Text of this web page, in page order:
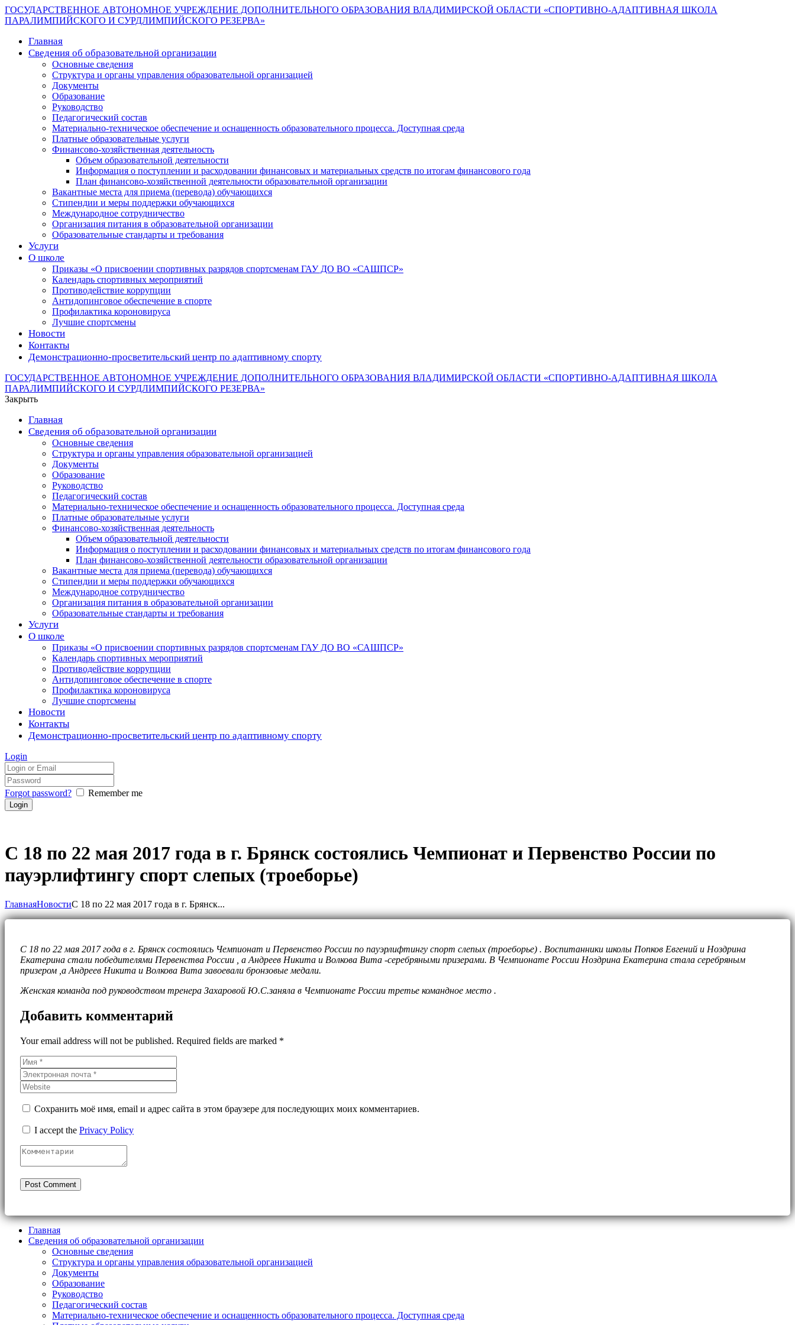
ГОСУДАРСТВЕННОЕ АВТОНОМНОЕ УЧРЕЖДЕНИЕ ДОПОЛНИТЕЛЬНОГО ОБРАЗОВАНИЯ ВЛАДИМИРСКОЙ ОБЛАСТИ «СПОРТИВНО-АДАПТИВНАЯ ШКОЛА
ПАРАЛИМПИЙСКОГО И СУРДЛИМПИЙСКОГО РЕЗЕРВА»
Главная
Сведения об образовательной организации
Основные сведения
Структура и органы управления образовательной организацией
Документы
Образование
Руководство
Педагогический состав
Материально-техническое обеспечение и оснащенность образовательного процесса. Доступная среда
Платные образовательные услуги
Финансово-хозяйственная деятельность
Объем образовательной деятельности
Информация о поступлении и расходовании финансовых и материальных средств по итогам финансового года
План финансово-хозяйственной деятельности образовательной организации
Вакантные места для приема (перевода) обучающихся
Стипендии и меры поддержки обучающихся
Международное сотрудничество
Организация питания в образовательной организации
Образовательные стандарты и требования
Услуги
О школе
Приказы «О присвоении спортивных разрядов спортсменам ГАУ ДО ВО «САШПСР»
Календарь спортивных мероприятий
Противодействие коррупции
Антидопинговое обеспечение в спорте
Профилактика короновируса
Лучшие спортсмены
Новости
Контакты
Демонстрационно-просветительский центр по адаптивному спорту
ГОСУДАРСТВЕННОЕ АВТОНОМНОЕ УЧРЕЖДЕНИЕ ДОПОЛНИТЕЛЬНОГО ОБРАЗОВАНИЯ ВЛАДИМИРСКОЙ ОБЛАСТИ «СПОРТИВНО-АДАПТИВНАЯ ШКОЛА
ПАРАЛИМПИЙСКОГО И СУРДЛИМПИЙСКОГО РЕЗЕРВА»
Закрыть
Главная
Сведения об образовательной организации
Основные сведения
Структура и органы управления образовательной организацией
Документы
Образование
Руководство
Педагогический состав
Материально-техническое обеспечение и оснащенность образовательного процесса. Доступная среда
Платные образовательные услуги
Финансово-хозяйственная деятельность
Объем образовательной деятельности
Информация о поступлении и расходовании финансовых и материальных средств по итогам финансового года
План финансово-хозяйственной деятельности образовательной организации
Вакантные места для приема (перевода) обучающихся
Стипендии и меры поддержки обучающихся
Международное сотрудничество
Организация питания в образовательной организации
Образовательные стандарты и требования
Услуги
О школе
Приказы «О присвоении спортивных разрядов спортсменам ГАУ ДО ВО «САШПСР»
Календарь спортивных мероприятий
Противодействие коррупции
Антидопинговое обеспечение в спорте
Профилактика короновируса
Лучшие спортсмены
Новости
Контакты
Демонстрационно-просветительский центр по адаптивному спорту
Login
Forgot password? Remember me
С 18 по 22 мая 2017 года в г. Брянск состоялись Чемпионат и Первенство России по
пауэрлифтингу спорт слепых (троеборье)
ГлавнаяНовостиС 18 по 22 мая 2017 года в г. Брянск...
С 18 по 22 мая 2017 года в г. Брянск состоялись Чемпионат и Первенство России по пауэрлифтингу спорт слепых (троеборье) . Воспитанники школы Попков Евгений и Ноздрина
Екатерина стали победителями Первенства России , а Андреев Никита и Волкова Вита -серебряными призерами. В Чемпионате России Ноздрина Екатерина стала серебряным
призером ,а Андреев Никита и Волкова Вита завоевали бронзовые медали.
Женская команда под руководством тренера Захаровой Ю.С.заняла в Чемпионате России третье командное место .
Добавить комментарий
Your email address will not be published. Required fields are marked *
Сохранить моё имя, email и адрес сайта в этом браузере для последующих моих комментариев.
I accept the Privacy Policy
Главная
Сведения об образовательной организации
Основные сведения
Структура и органы управления образовательной организацией
Документы
Образование
Руководство
Педагогический состав
Материально-техническое обеспечение и оснащенность образовательного процесса. Доступная среда